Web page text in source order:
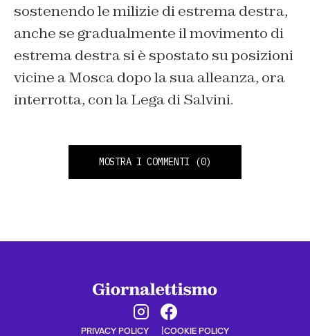
sostenendo le milizie di estrema destra,
anche se gradualmente il movimento di
estrema destra si è spostato su posizioni
vicine a Mosca dopo la sua alleanza, ora
interrotta, con la Lega di Salvini.
MOSTRA I COMMENTI (0)
PRIVACY POLICY COOKIE POLICY